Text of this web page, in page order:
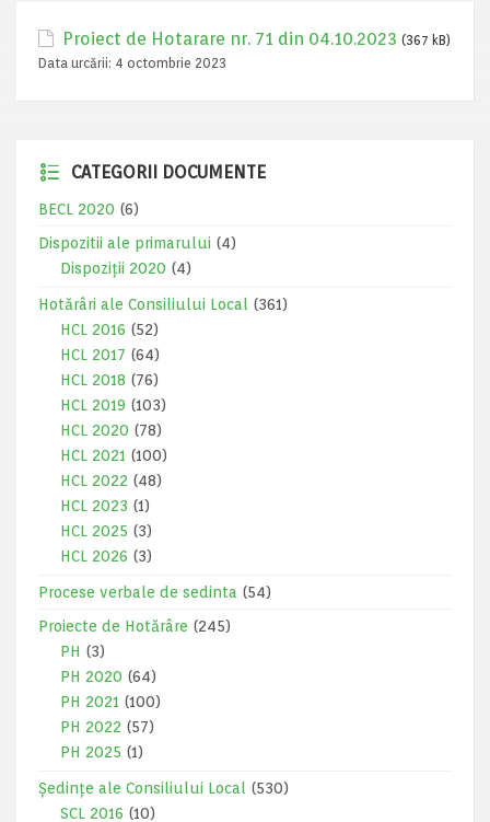
Proiect de Hotarare nr. 71 din 04.10.2023 (367 kB)
Data urcării: 4 octombrie 2023
CATEGORII DOCUMENTE
BECL 2020 (6)
Dispozitii ale primarului (4)
Dispoziții 2020 (4)
Hotărâri ale Consiliului Local
(361)
HCL 2016 (52)
HCL 2017 (64)
HCL 2018 (76)
HCL 2019 (103)
HCL 2020 (78)
HCL 2021 (100)
HCL 2022 (48)
HCL 2023 (1)
HCL 2025 (3)
HCL 2026 (3)
Procese verbale de sedinta (54)
Proiecte de Hotărâre (245)
PH (3)
PH 2020 (64)
PH 2021 (100)
PH 2022 (57)
PH 2025 (1)
Ședințe ale Consiliului Local
(530)
SCL 2016 (10)